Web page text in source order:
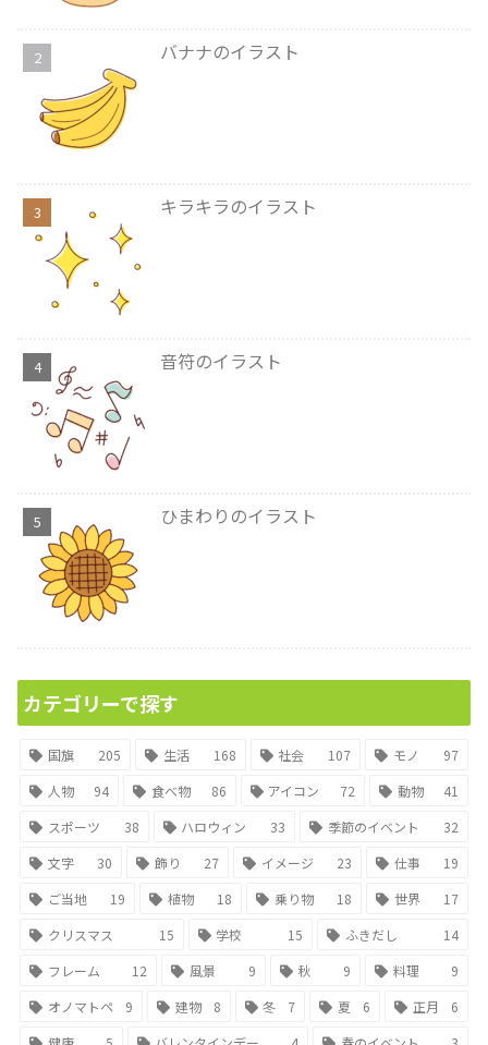
バナナのイラスト
キラキラのイラスト
音符のイラスト
ひまわりのイラスト
カテゴリーで探す
国旗 205 生活 168 社会 107 モノ
97
人物
94 食べ物 86 アイコン 72 動物
41
スポーツ
38 ハロウィン 33 季節のイベント
32
文字
30 飾り 27 イメージ 23 仕事
19
ご当地
19 植物 18 乗り物 18 世界
17
クリスマス
15 学校 15 ふきだし
14
フレーム
12 風景 9 秋 9 料理
9
オノマトペ
9 建物 8 冬 7 夏 6 正月
6